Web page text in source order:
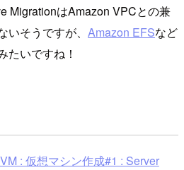
MigrationはAmazon VPCとの兼
そうですが、 Amazon EFSなど
たいですね！
: 仮想マシン作成#1 : Server